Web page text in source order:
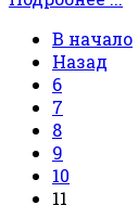
В начало
Назад
6
7
8
9
10
11